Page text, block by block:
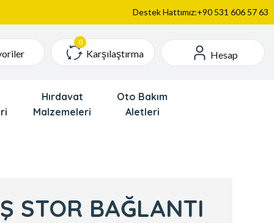
Destek Hattımız:+90 531 606 57 63
Karşılaştırma Hesap
Hırdavat
Malzemeleri
Oto Bakım
Aletleri
STOR BAĞLANTI